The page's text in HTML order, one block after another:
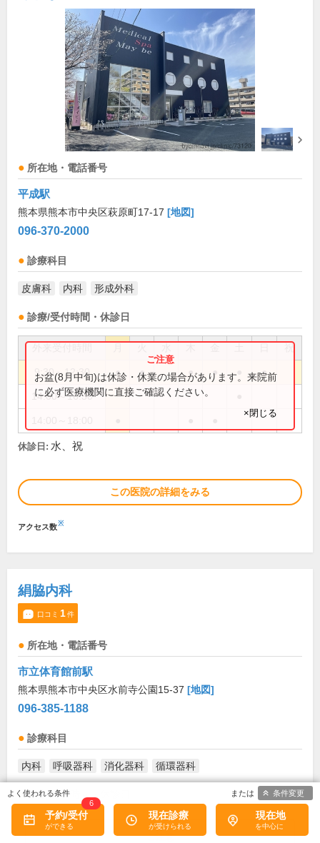
所在地・電話番号
平成駅
熊本県熊本市中央区萩原町17-17 [地図]
096-370-2000
診療科目
皮膚科 内科 形成外科
診療/受付時間・休診日
祝
9:30～12:30 ● ● ● ● ●
14:00～16:30
お盆(8月中旬)は休診・休業の場合があります。来院前
に必ず医療機関に直接ご確認ください。
×閉じる
休診日: 水、祝
この医院の詳細をみる
アクセス数※
絹脇内科
口コミ 1件
所在地・電話番号
市立体育館前駅
熊本県熊本市中央区水前寺公園15-37 [地図]
096-385-1188
診療科目
内科 呼吸器科 消化器科 循環器科
診療/受付時間・休診日
外来受付時間 火 水 木 土 日
予約/受付
6
現在診療 現在地
条件変更